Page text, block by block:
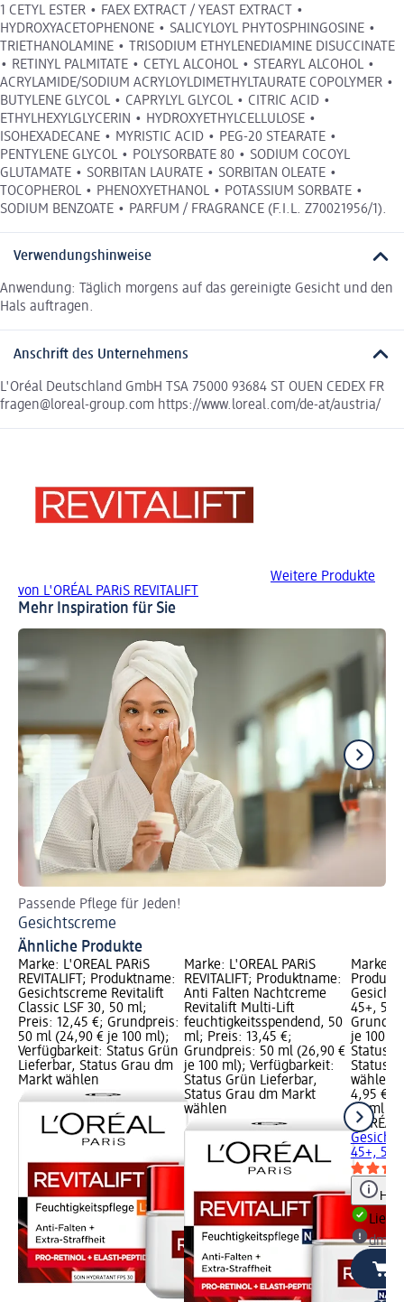
1 CETYL ESTER • FAEX EXTRACT / YEAST EXTRACT •
HYDROXYACETOPHENONE • SALICYLOYL PHYTOSPHINGOSINE •
TRIETHANOLAMINE • TRISODIUM ETHYLENEDIAMINE DISUCCINATE
• RETINYL PALMITATE • CETYL ALCOHOL • STEARYL ALCOHOL •
ACRYLAMIDE/SODIUM ACRYLOYLDIMETHYLTAURATE COPOLYMER •
BUTYLENE GLYCOL • CAPRYLYL GLYCOL • CITRIC ACID •
ETHYLHEXYLGLYCERIN • HYDROXYETHYLCELLULOSE •
ISOHEXADECANE • MYRISTIC ACID • PEG-20 STEARATE •
PENTYLENE GLYCOL • POLYSORBATE 80 • SODIUM COCOYL
GLUTAMATE • SORBITAN LAURATE • SORBITAN OLEATE •
TOCOPHEROL • PHENOXYETHANOL • POTASSIUM SORBATE •
SODIUM BENZOATE • PARFUM / FRAGRANCE (F.I.L. Z70021956/1).
Verwendungshinweise
Anwendung: Täglich morgens auf das gereinigte Gesicht und den
Hals auftragen.
Anschrift des Unternehmens
L'Oréal Deutschland GmbH TSA 75000 93684 ST OUEN CEDEX FR
fragen@loreal-group.com https://www.loreal.com/de-at/austria/
Weitere Produkte
von L'ORÉAL PARiS REVITALIFT
Mehr Inspiration für Sie
Passende Pflege für Jeden!
Gesichtscreme
Ähnliche Produkte
Marke: L'ORÉAL PARiS
REVITALIFT; Produktname:
Gesichtscreme Revitalift
Classic LSF 30, 50 ml;
Preis: 12,45 €; Grundpreis:
50 ml (24,90 € je 100 ml);
Verfügbarkeit: Status Grün
Lieferbar, Status Grau dm
Markt wählen
Marke: L'ORÉAL PARiS
REVITALIFT; Produktname:
Anti Falten Nachtcreme
Revitalift Multi-Lift
feuchtigkeitsspendend, 50
ml; Preis: 13,45 €;
Grundpreis: 50 ml (26,90 €
je 100 ml); Verfügbarkeit:
Status Grün Lieferbar,
Status Grau dm Markt
wählen
Marke:
45+, 50
je 100
Status
Status
wählen
4,95 €
50 ml
L'ORÉAL
45+, 50
dm